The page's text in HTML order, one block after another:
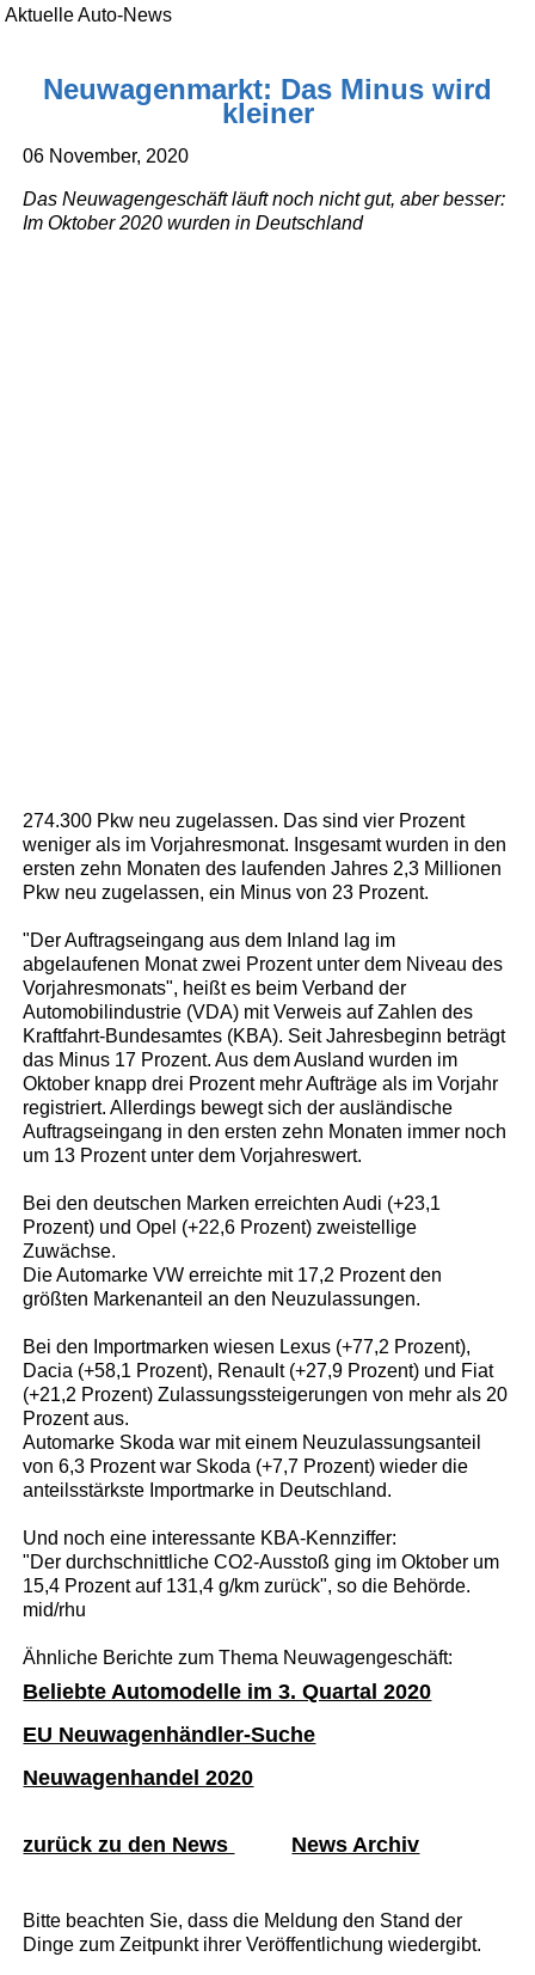
Aktuelle Auto-News
Neuwagenmarkt: Das Minus wird
kleiner
06 November, 2020
Das Neuwagengeschäft läuft noch nicht gut, aber besser:
Im Oktober 2020 wurden in Deutschland
274.300 Pkw neu zugelassen. Das sind vier Prozent
weniger als im Vorjahresmonat. Insgesamt wurden in den
ersten zehn Monaten des laufenden Jahres 2,3 Millionen
Pkw neu zugelassen, ein Minus von 23 Prozent.
"Der Auftragseingang aus dem Inland lag im
abgelaufenen Monat zwei Prozent unter dem Niveau des
Vorjahresmonats", heißt es beim Verband der
Automobilindustrie (VDA) mit Verweis auf Zahlen des
Kraftfahrt-Bundesamtes (KBA). Seit Jahresbeginn beträgt
das Minus 17 Prozent. Aus dem Ausland wurden im
Oktober knapp drei Prozent mehr Aufträge als im Vorjahr
registriert. Allerdings bewegt sich der ausländische
Auftragseingang in den ersten zehn Monaten immer noch
um 13 Prozent unter dem Vorjahreswert.
Bei den deutschen Marken erreichten Audi (+23,1
Prozent) und Opel (+22,6 Prozent) zweistellige
Zuwächse.
Die Automarke VW erreichte mit 17,2 Prozent den
größten Markenanteil an den Neuzulassungen.
Bei den Importmarken wiesen Lexus (+77,2 Prozent),
Dacia (+58,1 Prozent), Renault (+27,9 Prozent) und Fiat
(+21,2 Prozent) Zulassungssteigerungen von mehr als 20
Prozent aus.
Automarke Skoda war mit einem Neuzulassungsanteil
von 6,3 Prozent war Skoda (+7,7 Prozent) wieder die
anteilsstärkste Importmarke in Deutschland.
Und noch eine interessante KBA-Kennziffer:
"Der durchschnittliche CO2-Ausstoß ging im Oktober um
15,4 Prozent auf 131,4 g/km zurück", so die Behörde.
mid/rhu
Ähnliche Berichte zum Thema Neuwagengeschäft:
Beliebte Automodelle im 3. Quartal 2020
EU Neuwagenhändler-Suche
Neuwagenhandel 2020
zurück zu den News News Archiv
Bitte beachten Sie, dass die Meldung den Stand der
Dinge zum Zeitpunkt ihrer Veröffentlichung wiedergibt.